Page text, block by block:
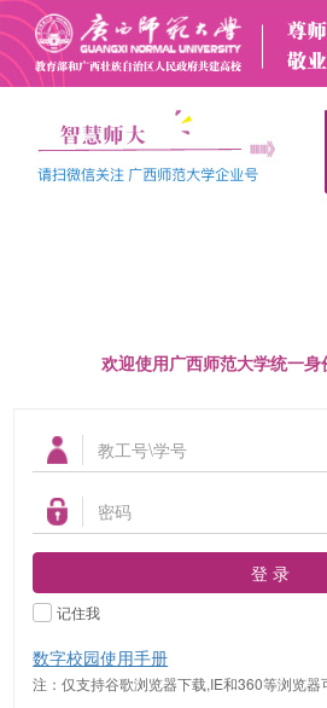
欢迎使用广西师范大学统一
登 录
记住我
数字校园使用手册
注：仅支持谷歌浏览器下载,IE和360等浏览器